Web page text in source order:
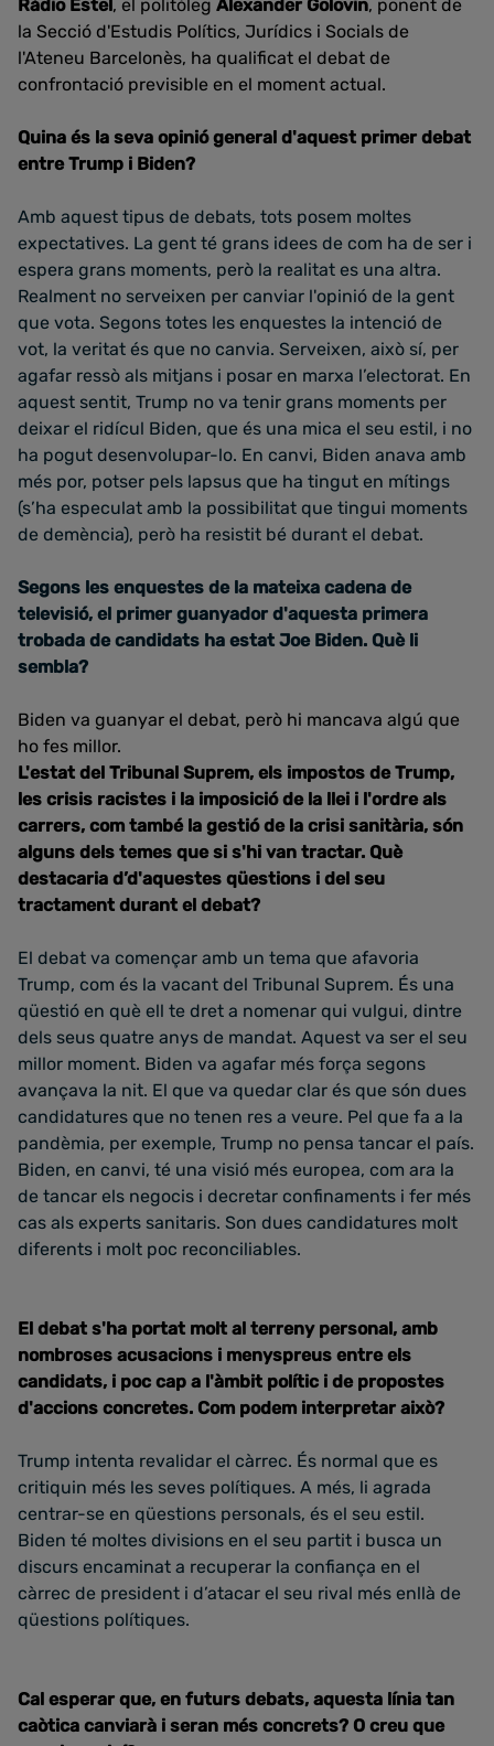
Ràdio Estel, el politòleg Alexander Golovin, ponent de
la Secció d'Estudis Polítics, Jurídics i Socials de
l'Ateneu Barcelonès, ha qualificat el debat de
confrontació previsible en el moment actual.
Quina és la seva opinió general d'aquest primer debat
entre Trump i Biden?
Amb aquest tipus de debats, tots posem moltes
expectatives. La gent té grans idees de com ha de ser i
espera grans moments, però la realitat es una altra.
Realment no serveixen per canviar l'opinió de la gent
que vota. Segons totes les enquestes la intenció de
vot, la veritat és que no canvia. Serveixen, això sí, per
agafar ressò als mitjans i posar en marxa l’electorat. En
aquest sentit, Trump no va tenir grans moments per
deixar el ridícul Biden, que és una mica el seu estil, i no
ha pogut desenvolupar-lo. En canvi, Biden anava amb
més por, potser pels lapsus que ha tingut en mítings
(s’ha especulat amb la possibilitat que tingui moments
de demència), però ha resistit bé durant el debat.
Segons les enquestes de la mateixa cadena de
televisió, el primer guanyador d'aquesta primera
trobada de candidats ha estat Joe Biden. Què li
sembla?
Biden va guanyar el debat, però hi mancava algú que
ho fes millor.
L'estat del Tribunal Suprem, els impostos de Trump,
les crisis racistes i la imposició de la llei i l'ordre als
carrers, com també la gestió de la crisi sanitària, són
alguns dels temes que si s'hi van tractar. Què
destacaria d’d'aquestes qüestions i del seu
tractament durant el debat?
El debat va començar amb un tema que afavoria
Trump, com és la vacant del Tribunal Suprem. És una
qüestió en què ell te dret a nomenar qui vulgui, dintre
dels seus quatre anys de mandat. Aquest va ser el seu
millor moment. Biden va agafar més força segons
avançava la nit. El que va quedar clar és que són dues
candidatures que no tenen res a veure. Pel que fa a la
pandèmia, per exemple, Trump no pensa tancar el país.
Biden, en canvi, té una visió més europea, com ara la
de tancar els negocis i decretar confinaments i fer més
cas als experts sanitaris. Son dues candidatures molt
diferents i molt poc reconciliables.
El debat s'ha portat molt al terreny personal, amb
nombroses acusacions i menyspreus entre els
candidats, i poc cap a l'àmbit polític i de propostes
d'accions concretes. Com podem interpretar això?
Trump intenta revalidar el càrrec. És normal que es
critiquin més les seves polítiques. A més, li agrada
centrar-se en qüestions personals, és el seu estil.
Biden té moltes divisions en el seu partit i busca un
discurs encaminat a recuperar la confiança en el
càrrec de president i d’atacar el seu rival més enllà de
qüestions polítiques.
Cal esperar que, en futurs debats, aquesta línia tan
caòtica canviarà i seran més concrets? O creu que